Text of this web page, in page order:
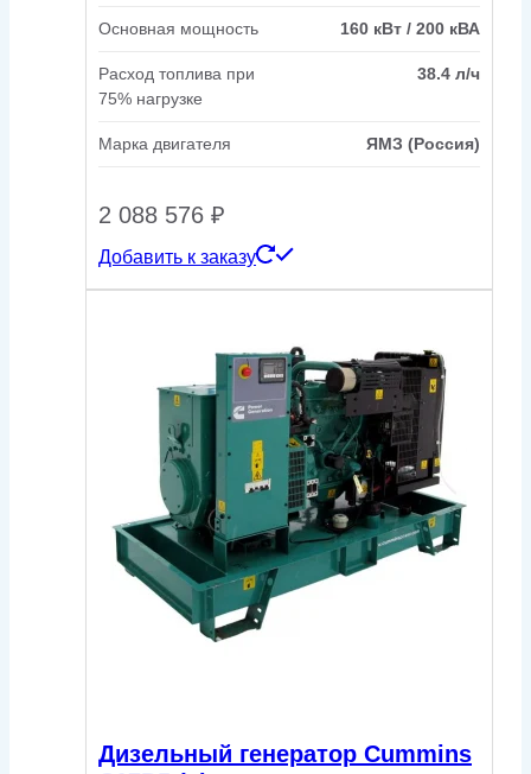
Основная мощность 160 кВт / 200 кВА
Расход топлива при
75% нагрузке
38.4 л/ч
Марка двигателя ЯМЗ (Россия)
2 088 576 ₽
Добавить к заказу
Дизельный генератор Cummins